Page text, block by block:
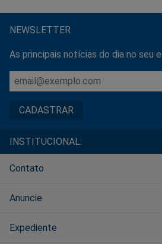
NEWSLETTER
As principais notícias do dia no seu
INSTITUCIONAL:
Contato
Anuncie
Expediente